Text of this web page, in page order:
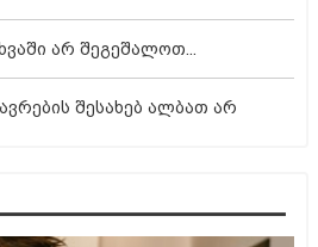
არ შეგეშალოთ...
შესახებ ალბათ არ